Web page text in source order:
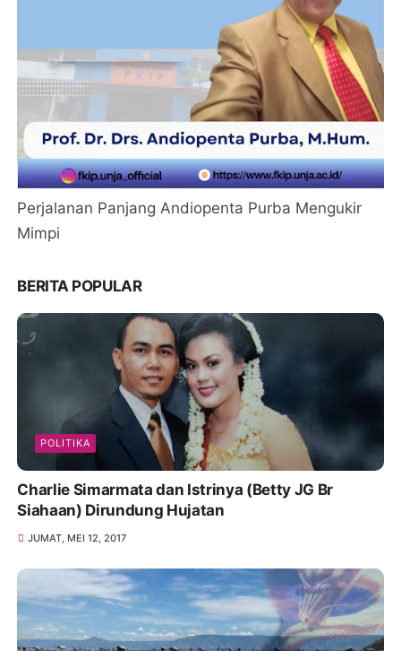
Perjalanan Panjang Andiopenta Purba Mengukir
Mimpi
BERITA POPULAR
POLITIKA
Charlie Simarmata dan Istrinya (Betty JG Br
Siahaan) Dirundung Hujatan
JUMAT, MEI 12, 2017